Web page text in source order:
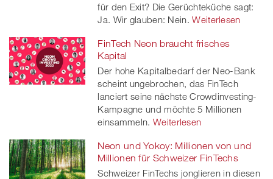
er
für den Exit? Die Gerüchteküche sagt:
Ja. Wir glauben: Nein. Weiterlesen
FinTech Neon braucht frisches
Kapital
Der hohe Kapitalbedarf der Neo-Bank
scheint ungebrochen, das FinTech
lanciert seine nächste Crowdinvesting-
Kampagne und möchte 5 Millionen
einsammeln. Weiterlesen
Neon und Yokoy: Millionen von und
Millionen für Schweizer FinTechs
Schweizer FinTechs jonglieren in diesen